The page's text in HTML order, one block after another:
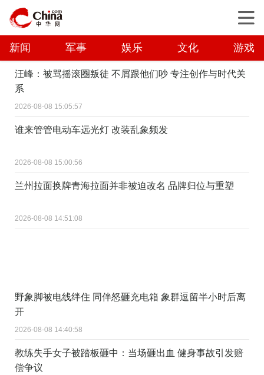
新闻 军事 娱乐 文化 游戏
汪峰：被骂摇滚圈叛徒 不屑跟他们吵 专注创作与时代关
系
2026-08-08 15:05:57
谁来管管电动车远光灯 改装乱象频发
2026-08-08 15:00:56
兰州拉面换牌青海拉面并非被迫改名 品牌归位与重塑
2026-08-08 14:51:08
野象脚被电线绊住 同伴怒砸充电箱 象群逗留半小时后离
开
2026-08-08 14:40:58
教练失手女子被踏板砸中：当场砸出血 健身事故引发赔
偿争议